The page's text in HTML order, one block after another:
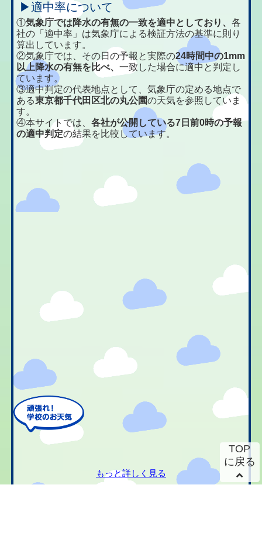
▶適中率について
①気象庁では降水の有無の一致を適中としており、各
社の「適中率」は気象庁による検証方法の基準に則り
算出しています。
②気象庁では、その日の予報と実際の24時間中の1mm
以上降水の有無を比べ、一致した場合に適中と判定し
ています。
③適中判定の代表地点として、気象庁の定める地点で
ある東京都千代田区北の丸公園の天気を参照していま
す。
④本サイトでは、各社が公開している7日前0時の予報
の適中判定の結果を比較しています。
もっと詳しく見る
TOP
に戻る